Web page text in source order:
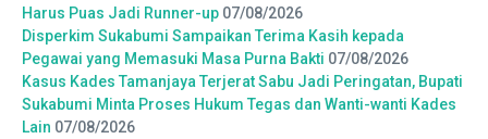
Harus Puas Jadi Runner-up 07/08/2026
Disperkim Sukabumi Sampaikan Terima Kasih kepada
Pegawai yang Memasuki Masa Purna Bakti 07/08/2026
Kasus Kades Tamanjaya Terjerat Sabu Jadi Peringatan, Bupati
Sukabumi Minta Proses Hukum Tegas dan Wanti-wanti Kades
Lain 07/08/2026